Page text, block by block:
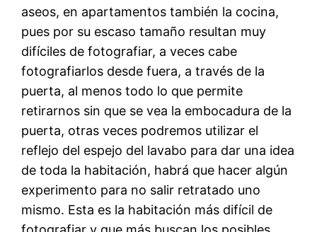
aseos, en apartamentos también la cocina,
pues por su escaso tamaño resultan muy
difíciles de fotografiar, a veces cabe
fotografiarlos desde fuera, a través de la
puerta, al menos todo lo que permite
retirarnos sin que se vea la embocadura de la
puerta, otras veces podremos utilizar el
reflejo del espejo del lavabo para dar una idea
de toda la habitación, habrá que hacer algún
experimento para no salir retratado uno
mismo. Esta es la habitación más difícil de